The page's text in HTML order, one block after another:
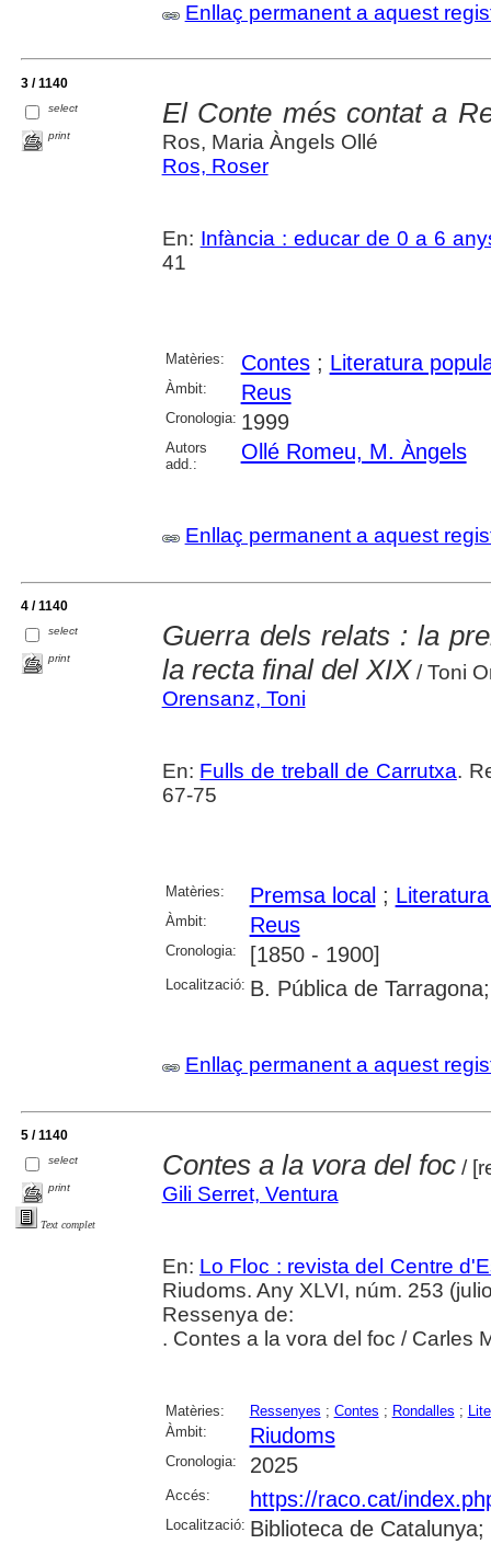
Enllaç permanent a aquest
3 / 1140
select
print
El Conte més contat a
Ros, Maria Àngels Ollé
Ros, Roser
En: Infància : educar de 0 a 6
41
Matèries: Contes; Literatura
Àmbit: Reus
Cronologia: 1999
Autors
add.:
Ollé Romeu, M. Àngels
Enllaç permanent a aquest
4 / 1140
select
print
Guerra dels relats : la
la recta final del XIX / Toni
Orensanz, Toni
En: Fulls de treball de Carrutxa.
67-75
Matèries: Premsa local ;
Àmbit: Reus
Cronologia: [1850 - 1900]
Localització: B. Pública de
Enllaç permanent a aquest
5 / 1140
select
print
Text complet
Contes a la vora del foc/
Gili Serret, Ventura
En: Lo Floc : revista del Centre
Riudoms. Any XLVI, núm. 253
Ressenya de:
. Contes a la vora del foc / Carles
Matèries: Ressenyes ; Contes ; Rondalles ;
Àmbit:
Riudoms
Cronologia: 2025
Accés: https://raco.cat/
Localització: Biblioteca de